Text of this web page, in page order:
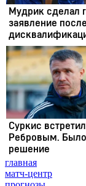
главная
матч-центр